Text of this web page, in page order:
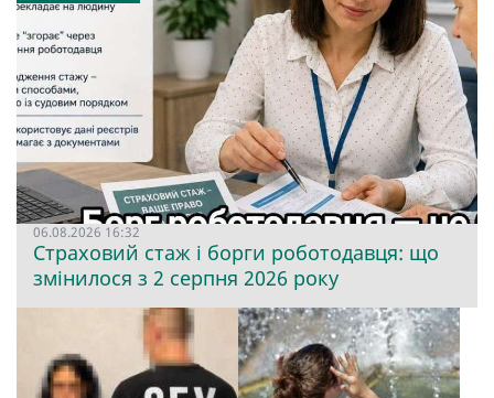
06.08.2026 16:32
Страховий стаж і борги роботодавця: що
змінилося з 2 серпня 2026 року